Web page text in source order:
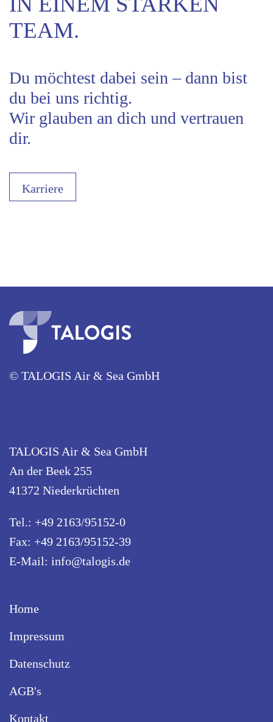
TEAM.
Du möchtest dabei sein – dann bist
du bei uns richtig.
Wir glauben an dich und vertrauen
dir.
Karriere
© TALOGIS Air & Sea GmbH
TALOGIS Air & Sea GmbH
An der Beek 255
41372 Niederkrüchten
Tel.: +49 2163/95152-0
Fax: +49 2163/95152-39
E-Mail: info@talogis.de
Home
Impressum
Datenschutz
AGB's
Kontakt